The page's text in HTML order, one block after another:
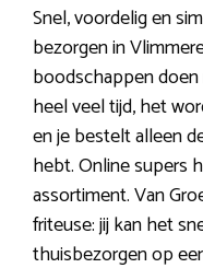
Snel, voordelig en
bezorgen in
boodschappen
heel veel tijd, het
en je bestelt alleen
hebt. Online supers
assortiment. Van
friteuse: jij kan het
thuisbezorgen op